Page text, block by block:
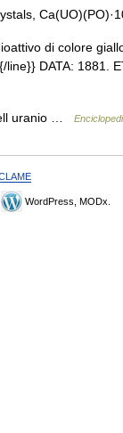
di colore
DATA: 1881.
uranio …
WordPress, MODx.